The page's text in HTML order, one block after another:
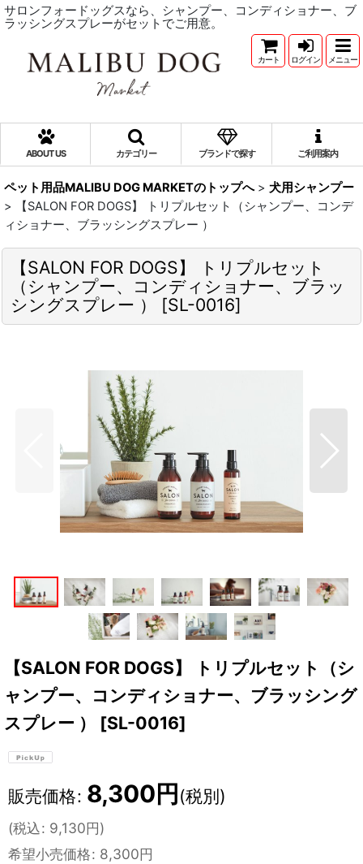
サロンフォードッグスなら、シャンプー、コンディショナー、ブ
ラッシングスプレーがセットでご用意。
カート ログイン メニュー
ABOUT US カテゴリー ブランドで探す ご利用案内
ペット用品MALIBU DOG MARKETのトップへ > 犬用シャンプー
>
【SALON FOR DOGS】 トリプルセット（シャンプー、コンデ
ィショナー、ブラッシングスプレー ）
【SALON FOR DOGS】 トリプルセット
（シャンプー、コンディショナー、ブラッ
シングスプレー ）
[SL-0016]
【SALON FOR DOGS】 トリプルセット（シ
ャンプー、コンディショナー、ブラッシング
スプレー ）
[SL-0016]
販売価格: 8,300円(税別)
(税込: 9,130円)
希望小売価格: 8,300円